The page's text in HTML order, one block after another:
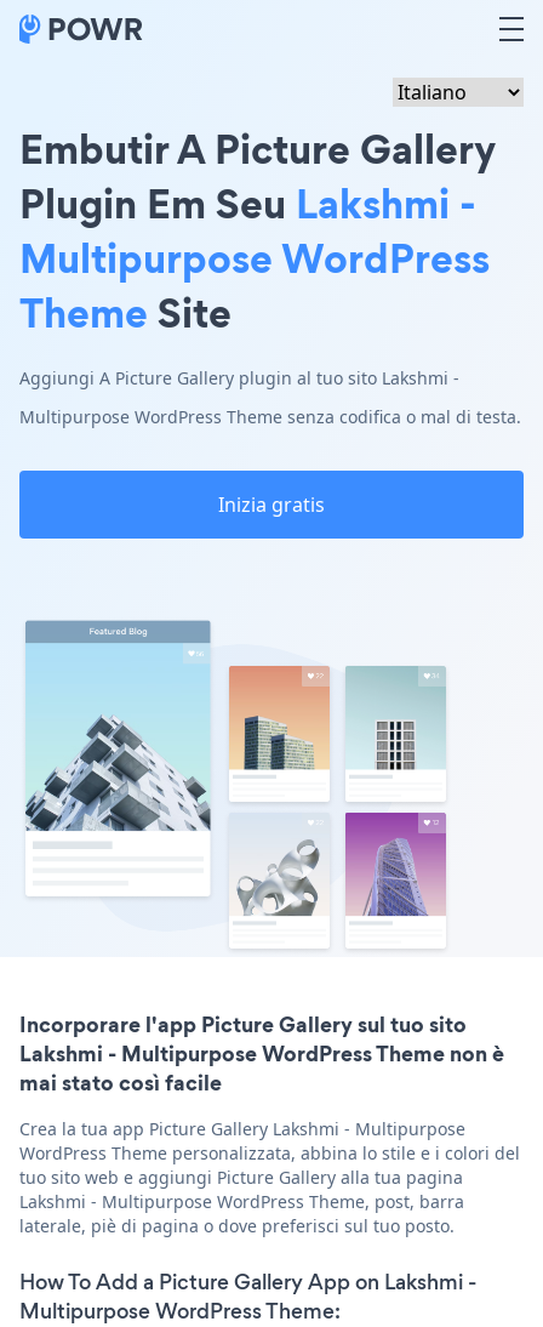
Embutir A Picture Gallery
Plugin Em Seu Lakshmi -
Multipurpose WordPress
ThemeSite
Aggiungi A Picture Gallery plugin al tuo sito Lakshmi -
Multipurpose WordPress Theme senza codifica o mal di testa.
Inizia gratis
Incorporare l'app Picture Gallery sul tuo sito
Lakshmi - Multipurpose WordPress Theme non è
mai stato così facile
Crea la tua app Picture Gallery Lakshmi - Multipurpose
WordPress Theme personalizzata, abbina lo stile e i colori del
tuo sito web e aggiungi Picture Gallery alla tua pagina
Lakshmi - Multipurpose WordPress Theme, post, barra
laterale, piè di pagina o dove preferisci sul tuo posto.
How To Add a Picture Gallery App on Lakshmi -
Multipurpose WordPress Theme: